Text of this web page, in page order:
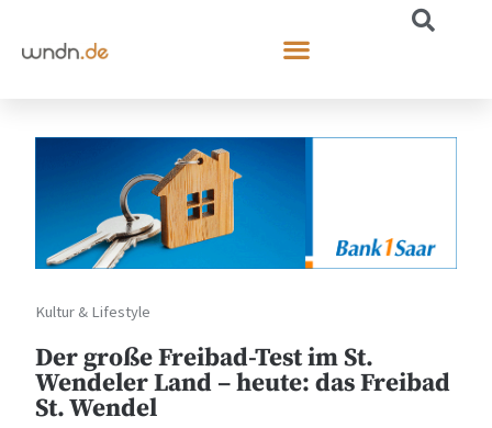
Kultur & Lifestyle
Der große Freibad-Test im St.
Wendeler Land – heute: das Freibad
St. Wendel